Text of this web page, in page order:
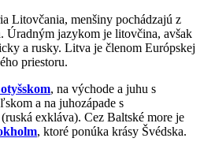
Litovčania, menšiny pochádzajú z
Úradným jazykom je litovčina, avšak
a rusky. Litva je členom Európskej
priestoru.
, na východe a juhu s
a na juhozápade s
exkláva). Cez Baltské more je
, ktoré ponúka krásy Švédska.